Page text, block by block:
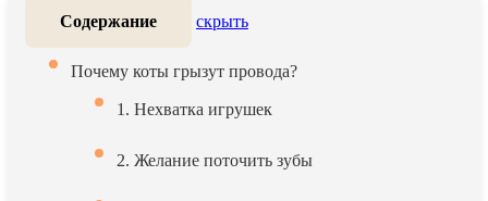
Содержание скрыть
Почему коты грызут провода?
1. Нехватка игрушек
2. Желание поточить зубы